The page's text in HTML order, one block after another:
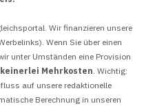
Wir finanzieren unsere
Wenn Sie über einen
unter Umständen eine Provision
keinerlei Mehrkosten. Wichtig:
auf unsere redaktionelle
Berechnung in unseren